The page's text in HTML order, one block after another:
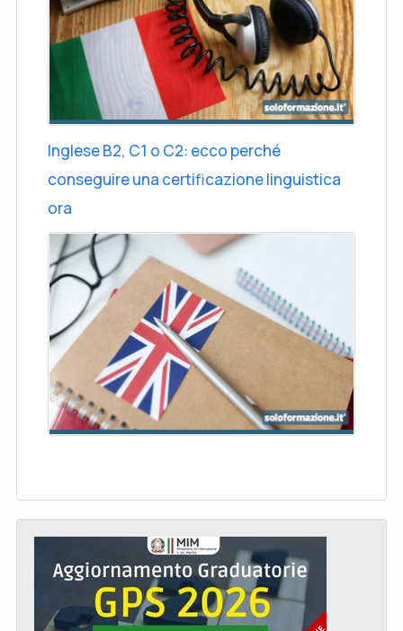
Inglese B2, C1 o C2: ecco perché
conseguire una certificazione linguistica
ora